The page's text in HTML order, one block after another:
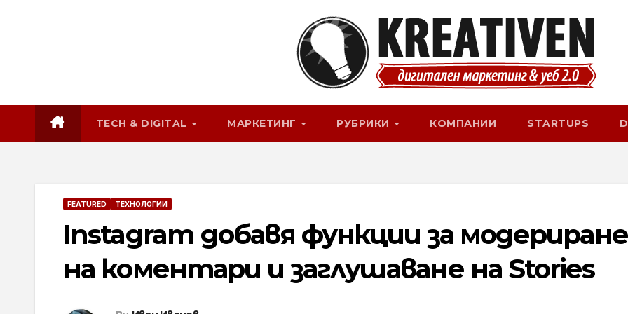
TECH & DIGITAL МАРКЕТИНГ РУБРИКИ КОМПАНИИ STARTUPS
FEATURED ТЕХНОЛОГИИ
Instagram добавя функции за модериране
на коментари и заглушаване на Stories